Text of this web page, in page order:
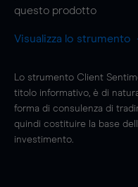
questo prodotto
Visualizza lo strumento
Lo strumento Client
titolo informativo, è di
forma di consulenza di
quindi costituire la base
investimento.